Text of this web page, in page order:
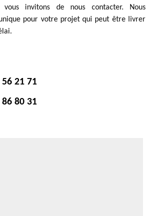
vous invitons de nous contacter. Nous
pour votre projet qui peut être livrer
21 71
80 31